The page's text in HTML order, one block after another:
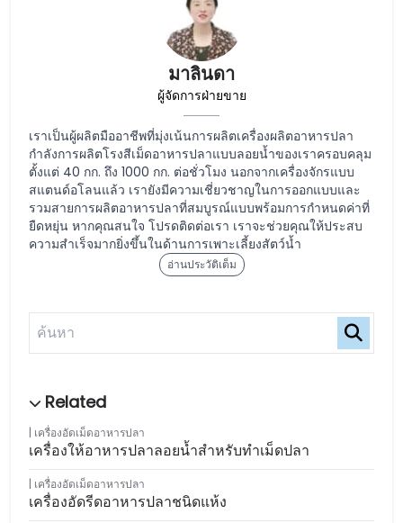
มาลินดา
ผู้จัดการฝ่ายขาย
เราเป็นผู้ผลิตมืออาชีพที่มุ่งเน้นการผลิตเครื่องผลิตอาหารปลา
กำลังการผลิตโรงสีเม็ดอาหารปลาแบบลอยน้ำของเราครอบคลุม
ตั้งแต่ 40 กก. ถึง 1000 กก. ต่อชั่วโมง นอกจากเครื่องจักรแบบ
สแตนด์อโลนแล้ว เรายังมีความเชี่ยวชาญในการออกแบบและ
รวมสายการผลิตอาหารปลาที่สมบูรณ์แบบพร้อมการกำหนดค่าที่
ยืดหยุ่น หากคุณสนใจ โปรดติดต่อเรา เราจะช่วยคุณให้ประสบ
ความสำเร็จมากยิ่งขึ้นในด้านการเพาะเลี้ยงสัตว์น้ำ
อ่านประวัติเต็ม
เครื่องอัดเม็ดอาหารปลา
เครื่องให้อาหารปลาลอยน้ำสำหรับทำเม็ดปลา
เครื่องอัดเม็ดอาหารปลา
เครื่องอัดรีดอาหารปลาชนิดแห้ง